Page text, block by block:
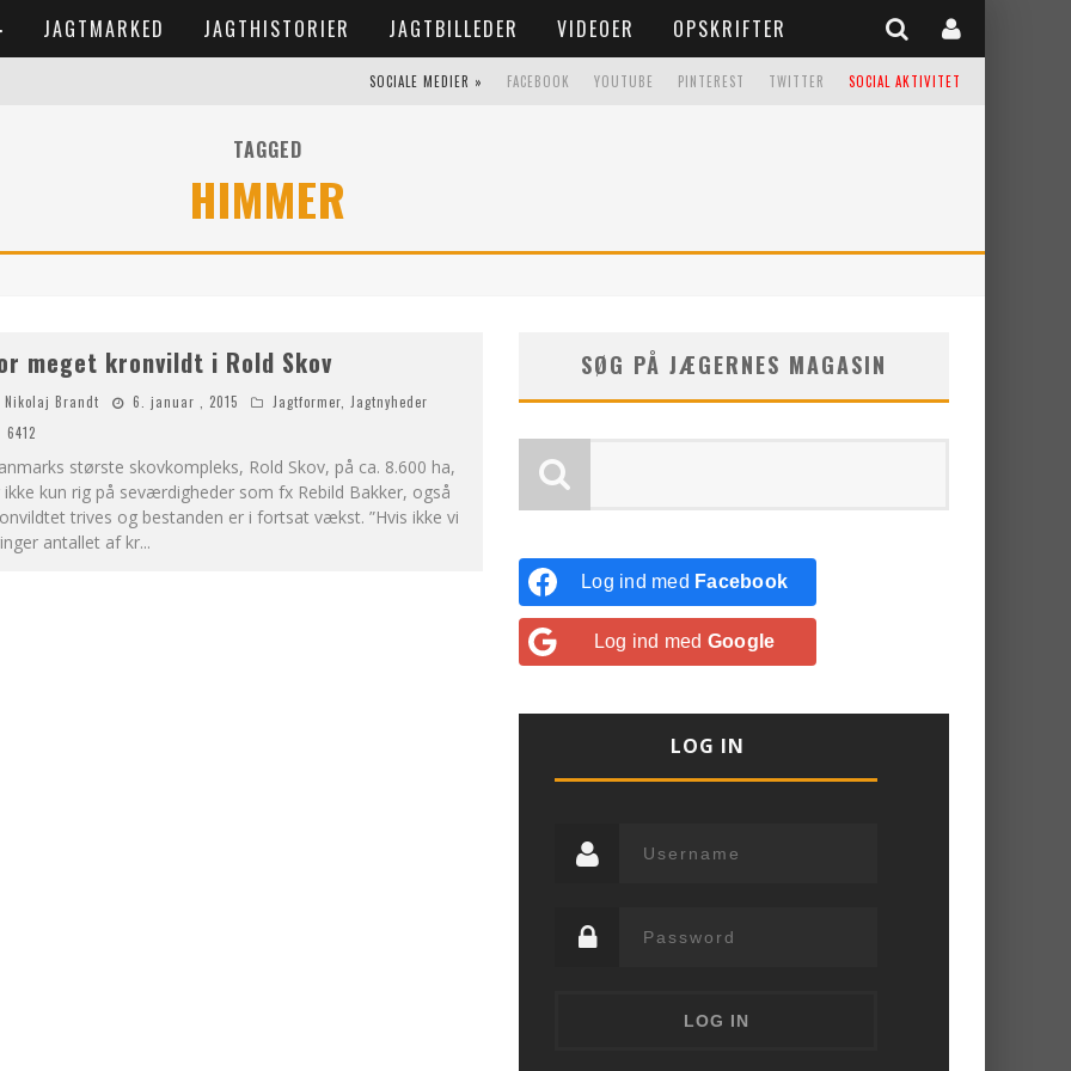
JAGTMARKED JAGTHISTORIER JAGTBILLEDER VIDEOER OPSKRIFTER
SOCIAL AKTIVITET
TWITTER
PINTEREST
YOUTUBE
FACEBOOK
SOCIALE MEDIER »
TAGGED
HIMMER
meget kronvildt i Rold Skov
Nikolaj Brandt 6. januar , 2015 Jagtformer, Jagtnyheder
6412
største skovkompleks, Rold Skov, på ca. 8.600 ha,
ikke kun rig på seværdigheder som fx Rebild Bakker, også
trives og bestanden er i fortsat vækst. ”Hvis ikke vi
antallet af kr...
SØG PÅ JÆGERNES MAGASIN
Log ind med Facebook
Log ind med Google
LOG IN